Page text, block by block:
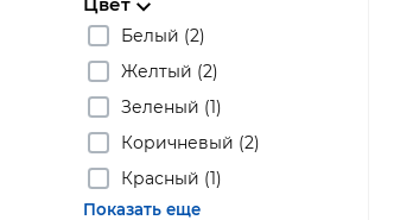
Белый (2)
Желтый (2)
Зеленый (1)
Коричневый (2)
Красный (1)
Показать еще